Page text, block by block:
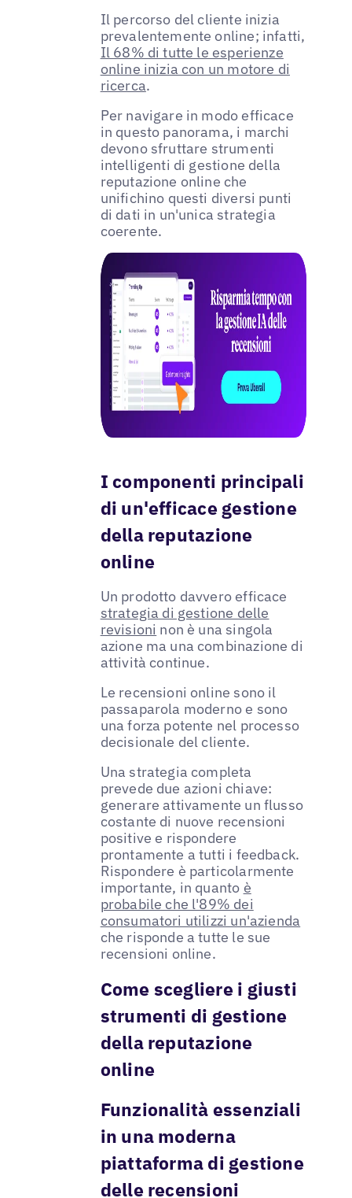
Il percorso del cliente inizia
prevalentemente online; infatti,
Il 68% di tutte le esperienze
online inizia con un motore di
ricerca.
Per navigare in modo efficace
in questo panorama, i marchi
devono sfruttare strumenti
intelligenti di gestione della
reputazione online che
unifichino questi diversi punti
di dati in un'unica strategia
coerente.
I componenti principali
di un'efficace gestione
della reputazione
online
Un prodotto davvero efficace
strategia di gestione delle
revisioni non è una singola
azione ma una combinazione di
attività continue.
Le recensioni online sono il
passaparola moderno e sono
una forza potente nel processo
decisionale del cliente.
Una strategia completa
prevede due azioni chiave:
generare attivamente un flusso
costante di nuove recensioni
positive e rispondere
prontamente a tutti i feedback.
Rispondere è particolarmente
importante, in quanto è
probabile che l'89% dei
consumatori utilizzi un'azienda
che risponde a tutte le sue
recensioni online.
Come scegliere i giusti
strumenti di gestione
della reputazione
online
Funzionalità essenziali
in una moderna
piattaforma di gestione
delle recensioni